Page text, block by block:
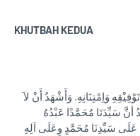
KHUTBAH KEDUA
وَاِمْتِنَانِهِ. وَأَشْهَدُ أَنْ لاَ
أنَّ سَيِّدَنَا مُحَمَّدًا عَبْدُهُ
سَيِّدِنَا مُحَمَّدٍ وِعَلَى اَلِهِ